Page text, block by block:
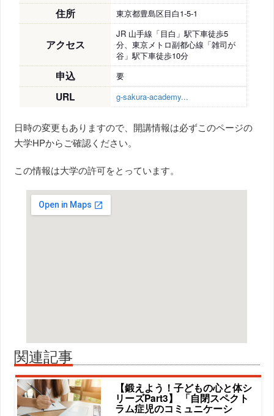
住所 東京都豊島区目白1-5-1
アクセス
JR 山手線「目白」駅下車徒歩5
分、東京メトロ副都心線「雑司が
谷」駅下車徒歩10分
申込 要
URL g-sakura-academy...
日時の変更もありますので、開講情報は必ずこのページの
大学HPからご確認ください。
この情報は大学の許可をとっています。
関連記事
【鍛えよう！子どもの心と体シ
リーズPart3】 「自閉スペクト
ラム症児のコミュニケーシ